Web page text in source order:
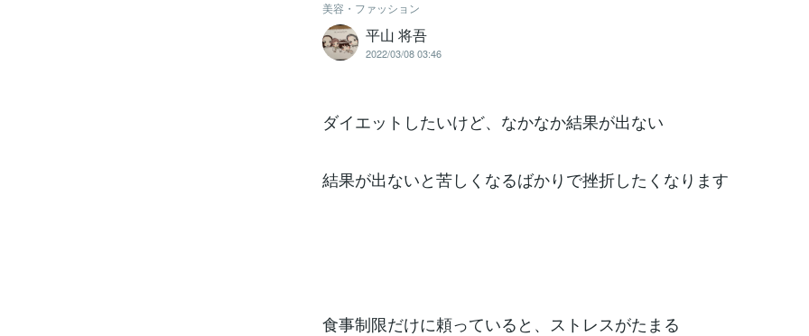
美容・ファッション
平山 将吾
2022/03/08 03:46
ダイエットしたいけど、なかなか結果が出ない
結果が出ないと苦しくなるばかりで挫折したくなります
食事制限だけに頼っていると、ストレスがたまる